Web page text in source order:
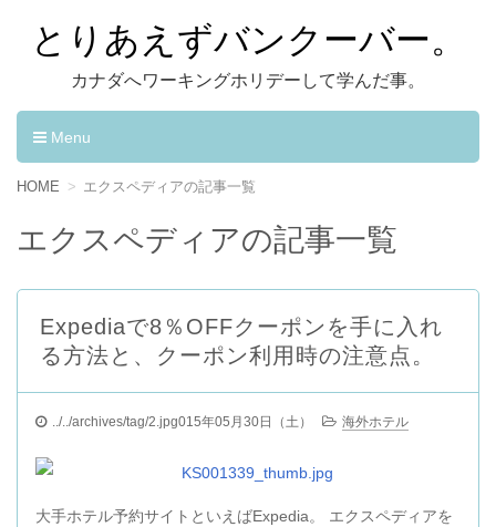
とりあえずバンクーバー。
カナダへワーキングホリデーして学んだ事。
Menu
コンテンツへ移動
HOME エクスペディアの記事一覧
エクスペディアの記事一覧
Expediaで8％OFFクーポンを手に入れ
る方法と、クーポン利用時の注意点。
../../archives/tag/2.jpg015年05月30日（土） 海外ホテル
大手ホテル予約サイトといえばExpedia。 エクスペディアを